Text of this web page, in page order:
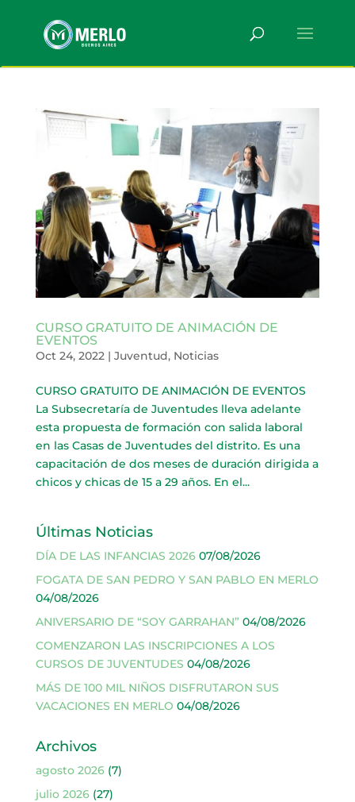
CURSO GRATUITO DE ANIMACIÓN DE
EVENTOS
Oct 24, 2022| Juventud, Noticias
CURSO GRATUITO DE ANIMACIÓN DE EVENTOS
La Subsecretaría de Juventudes lleva adelante
esta propuesta de formación con salida laboral
en las Casas de Juventudes del distrito. Es una
capacitación de dos meses de duración dirigida a
chicos y chicas de 15 a 29 años. En el...
Últimas Noticias
DÍA DE LAS INFANCIAS 2026 07/08/2026
FOGATA DE SAN PEDRO Y SAN PABLO EN MERLO
04/08/2026
ANIVERSARIO DE “SOY GARRAHAN” 04/08/2026
COMENZARON LAS INSCRIPCIONES A LOS
CURSOS DE JUVENTUDES 04/08/2026
MÁS DE 100 MIL NIÑOS DISFRUTARON SUS
VACACIONES EN MERLO 04/08/2026
Archivos
agosto 2026(7)
julio 2026(27)